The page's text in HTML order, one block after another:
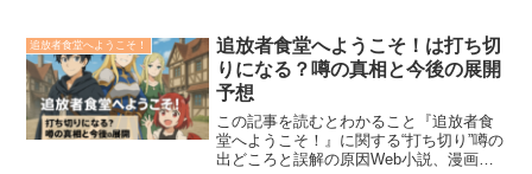
視覚・音響・演出がもたらす“飯テロ×人
情”の相乗効果今後の...
追放者食堂へようこそ！
追放者食堂へようこそ！は打ち切
りになる？噂の真相と今後の展開
予想
この記事を読むとわかること『追放者食
堂へようこそ！』に関する“打ち切り”噂の
出どころと誤解の原因Web小説、漫画、